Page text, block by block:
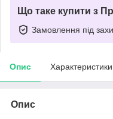
Що таке купити з
Замовлення під
Опис Характеристики
Опис